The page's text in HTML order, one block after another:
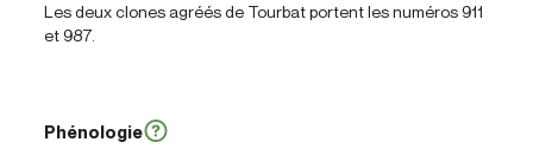
Les deux clones agréés de Tourbat portent les numéros 911
et 987.
Phénologie